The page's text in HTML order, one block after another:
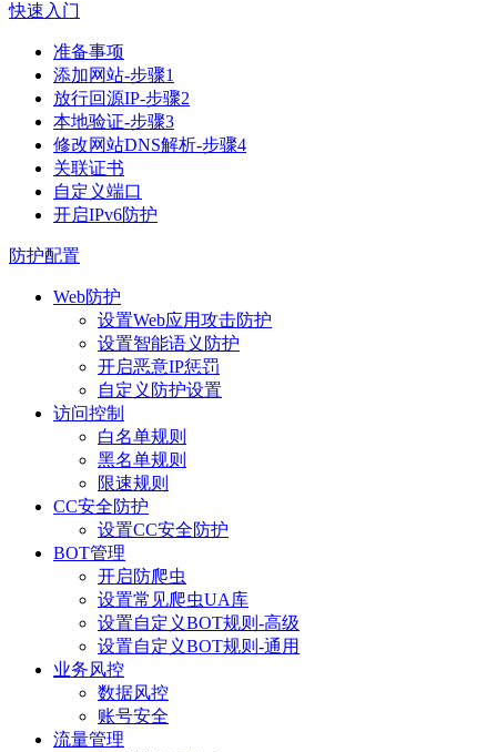
快速入门
准备事项
添加网站-步骤1
放行回源IP-步骤2
本地验证-步骤3
修改网站DNS解析-步骤4
关联证书
自定义端口
开启IPv6防护
防护配置
Web防护
设置Web应用攻击防护
设置智能语义防护
开启恶意IP惩罚
自定义防护设置
访问控制
白名单规则
黑名单规则
限速规则
CC安全防护
设置CC安全防护
BOT管理
开启防爬虫
设置常见爬虫UA库
设置自定义BOT规则-高级
设置自定义BOT规则-通用
业务风控
数据风控
账号安全
流量管理